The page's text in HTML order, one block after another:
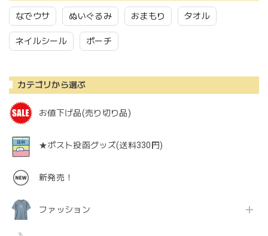
なでウサ ぬいぐるみ おまもり タオル
ネイルシール ポーチ
カテゴリから選ぶ
お値下げ品(売り切り品)
★ポスト投函グッズ(送料330円)
新発売！
ファッション